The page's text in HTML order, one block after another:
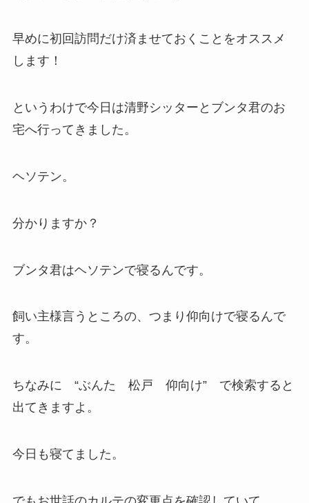
早めに初回訪問だけ済ませておくことをオススメ
します！
というわけで今日は清野シッターとブンタ君のお
宅へ行ってきました。
ヘソテン。
分かりますか？
ブンタ君はヘソテンで寝るんです。
飼い主様言うところの、つまり仰向けで寝るんで
す。
ちなみに “ぶんた 松戸 仰向け” で検索すると
出てきますよ。
今日も寝てました。